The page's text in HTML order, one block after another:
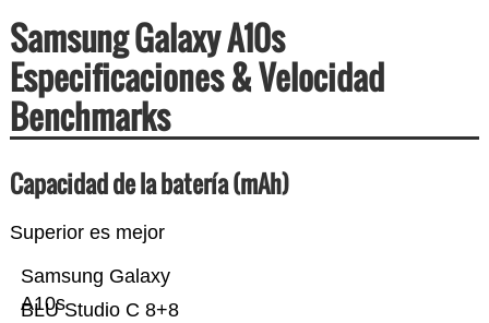
Samsung Galaxy A10s
Especificaciones & Velocidad
Benchmarks
Capacidad de la batería (mAh)
Superior es mejor
BLU Studio C 8+8
Samsung Galaxy
A10s